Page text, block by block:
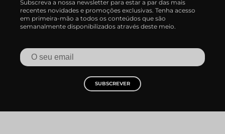
Subscreva a nossa newsletter para estar a par das mais
recentes novidades e promoções exclusivas. Tenha acesso
em primeira-mão a todos os conteúdos que são
semanalmente disponibilizados através deste meio.
SUBSCREVER